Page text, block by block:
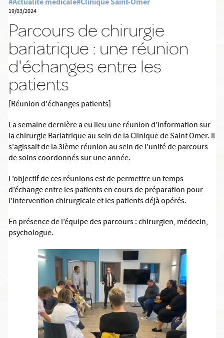
19/03/2024
Parcours de chirurgie
bariatrique : une réunion
d'échanges entre les
patients
[Réunion d'échanges patients]
La semaine dernière a eu lieu une réunion d’information sur
la chirurgie Bariatrique au sein de la Clinique de Saint Omer. Il
s'agissait de la 3ième réunion au sein de l’unité de parcours
de soins coordonnés sur une année.
L’objectif de ces réunions est de permettre un temps
d’échange entre les patients en cours de préparation pour
l’intervention chirurgicale et les patients déjà opérés.
En présence de l’équipe des parcours : chirurgien, médecin,
psychologue.